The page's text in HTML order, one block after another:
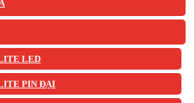
LED
PIN ĐẠI